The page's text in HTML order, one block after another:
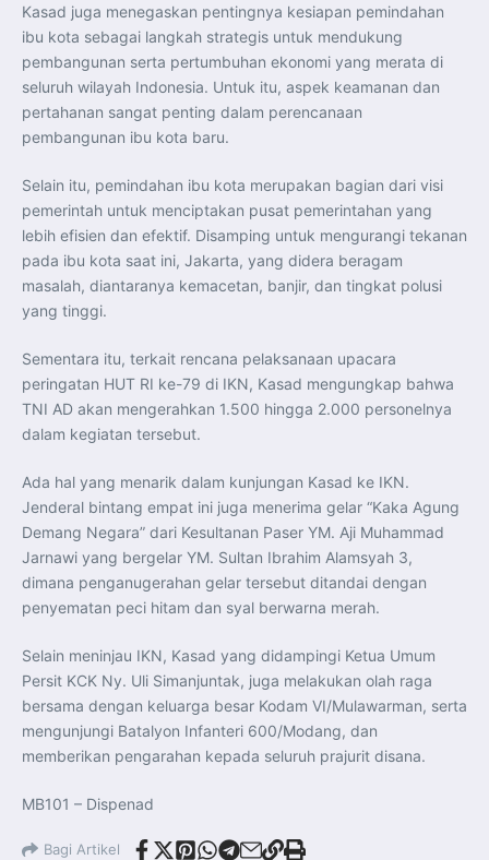
Kasad juga menegaskan pentingnya kesiapan pemindahan
ibu kota sebagai langkah strategis untuk mendukung
pembangunan serta pertumbuhan ekonomi yang merata di
seluruh wilayah Indonesia. Untuk itu, aspek keamanan dan
pertahanan sangat penting dalam perencanaan
pembangunan ibu kota baru.
Selain itu, pemindahan ibu kota merupakan bagian dari visi
pemerintah untuk menciptakan pusat pemerintahan yang
lebih efisien dan efektif. Disamping untuk mengurangi tekanan
pada ibu kota saat ini, Jakarta, yang didera beragam
masalah, diantaranya kemacetan, banjir, dan tingkat polusi
yang tinggi.
Sementara itu, terkait rencana pelaksanaan upacara
peringatan HUT RI ke-79 di IKN, Kasad mengungkap bahwa
TNI AD akan mengerahkan 1.500 hingga 2.000 personelnya
dalam kegiatan tersebut.
Ada hal yang menarik dalam kunjungan Kasad ke IKN.
Jenderal bintang empat ini juga menerima gelar “Kaka Agung
Demang Negara” dari Kesultanan Paser YM. Aji Muhammad
Jarnawi yang bergelar YM. Sultan Ibrahim Alamsyah 3,
dimana penganugerahan gelar tersebut ditandai dengan
penyematan peci hitam dan syal berwarna merah.
Selain meninjau IKN, Kasad yang didampingi Ketua Umum
Persit KCK Ny. Uli Simanjuntak, juga melakukan olah raga
bersama dengan keluarga besar Kodam VI/Mulawarman, serta
mengunjungi Batalyon Infanteri 600/Modang, dan
memberikan pengarahan kepada seluruh prajurit disana.
MB101 – Dispenad
Bagi Artikel